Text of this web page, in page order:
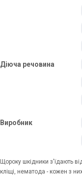
Діюча речовина
Виробник
Щороку шкідники з'їдають
кліщі, нематода - кожен з